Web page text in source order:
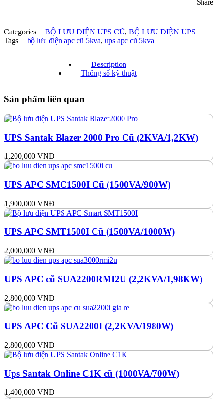
Share
Categories BỘ LƯU ĐIỆN UPS CŨ, BỘ LƯU ĐIỆN UPS
Tags
bộ lưu điện apc cũ 5kva, ups apc cũ 5kva
Description
Thông số kỹ thuật
Sản phẩm liên quan
UPS Santak Blazer 2000 Pro Cũ (2KVA/1,2KW)
1,200,000 VNĐ
UPS APC SMC1500I Cũ (1500VA/900W)
1,900,000 VNĐ
UPS APC SMT1500I Cũ (1500VA/1000W)
2,000,000 VNĐ
UPS APC cũ SUA2200RMI2U (2,2KVA/1,98KW)
2,800,000 VNĐ
UPS APC Cũ SUA2200I (2,2KVA/1980W)
2,800,000 VNĐ
Ups Santak Online C1K cũ (1000VA/700W)
1,400,000 VNĐ